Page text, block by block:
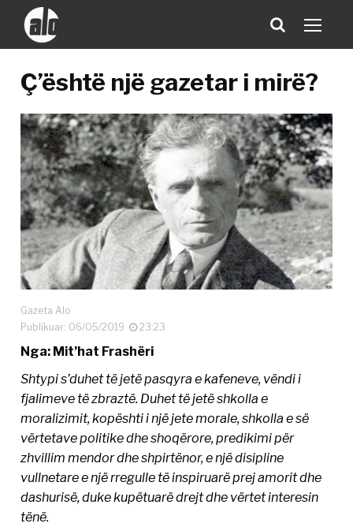
Ç’është një gazetar i mirë?
Gazeta Alo
Publikuar: 06/05/2019
23:23
Nga: Mit’hat Frashëri
Shtypi s’duhet të jetë pasqyra e kafeneve, vëndi i
fjalimeve të zbraztë. Duhet të jetë shkolla e
moralizimit, kopështi i një jete morale, shkolla e së
vërtetave politike dhe shoqërore, predikimi për
zhvillim mendor dhe shpirtënor, e një disipline
vullnetare e një rregulle të inspiruarë prej amorit dhe
dashurisë, duke kupëtuarë drejt dhe vërtet interesin
tënë.